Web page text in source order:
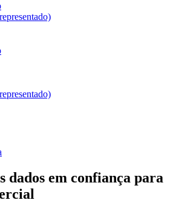
dados em confiança para